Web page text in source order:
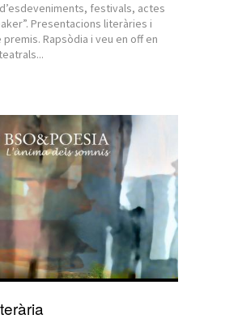
festivals, actes
Presentacions literàries i
Rapsòdia i veu en off en